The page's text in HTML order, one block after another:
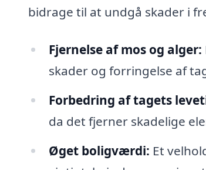
bidrage til at undgå skader i
Fjernelse af mos og alger:
skader og forringelse af
Forbedring af tagets
da det fjerner skadelige
Øget boligværdi: Et